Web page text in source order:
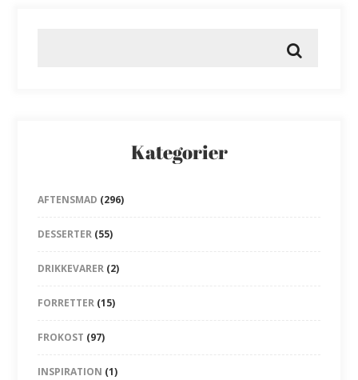
Kategorier
AFTENSMAD (296)
DESSERTER (55)
DRIKKEVARER (2)
FORRETTER (15)
FROKOST (97)
INSPIRATION (1)